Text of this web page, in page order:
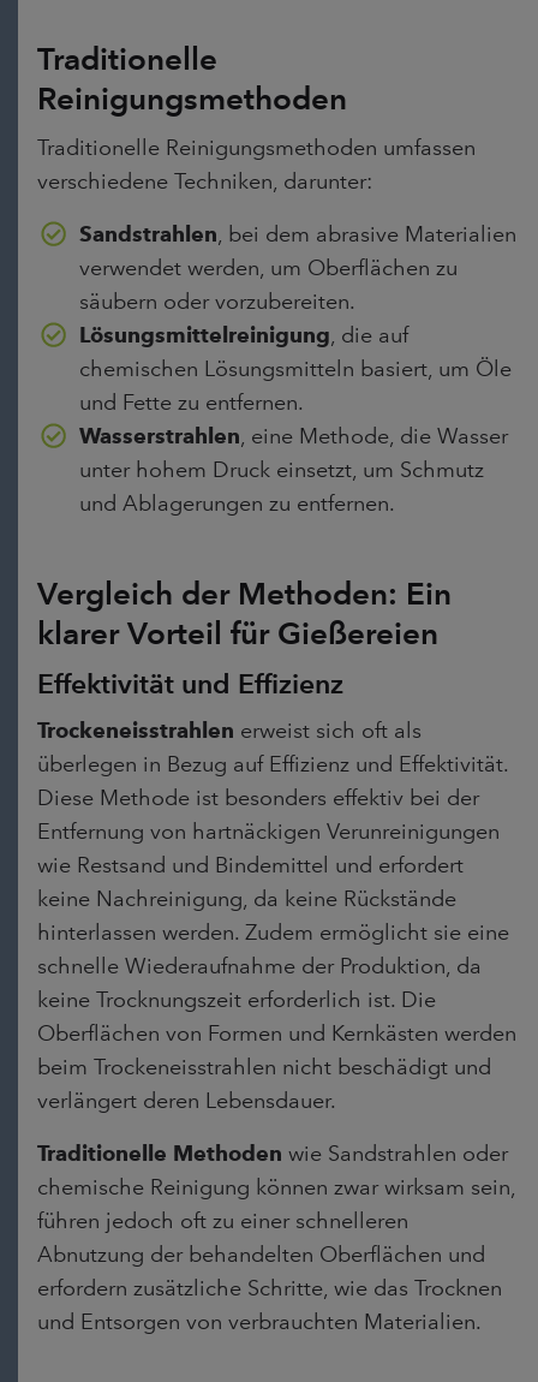
Traditionelle
Reinigungsmethoden
Traditionelle Reinigungsmethoden umfassen
verschiedene Techniken, darunter:
Sandstrahlen, bei dem abrasive Materialien
verwendet werden, um Oberflächen zu
säubern oder vorzubereiten.
Lösungsmittelreinigung, die auf
chemischen Lösungsmitteln basiert, um Öle
und Fette zu entfernen.
Wasserstrahlen, eine Methode, die Wasser
unter hohem Druck einsetzt, um Schmutz
und Ablagerungen zu entfernen.
Vergleich der Methoden: Ein
klarer Vorteil für Gießereien
Effektivität und Effizienz
Trockeneisstrahlen erweist sich oft als
überlegen in Bezug auf Effizienz und Effektivität.
Diese Methode ist besonders effektiv bei der
Entfernung von hartnäckigen Verunreinigungen
wie Restsand und Bindemittel und erfordert
keine Nachreinigung, da keine Rückstände
hinterlassen werden. Zudem ermöglicht sie eine
schnelle Wiederaufnahme der Produktion, da
keine Trocknungszeit erforderlich ist. Die
Oberflächen von Formen und Kernkästen werden
beim Trockeneisstrahlen nicht beschädigt und
verlängert deren Lebensdauer.
Traditionelle Methoden wie Sandstrahlen oder
chemische Reinigung können zwar wirksam sein,
führen jedoch oft zu einer schnelleren
Abnutzung der behandelten Oberflächen und
erfordern zusätzliche Schritte, wie das Trocknen
und Entsorgen von verbrauchten Materialien.